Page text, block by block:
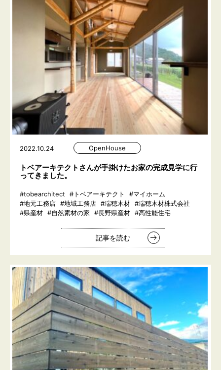
2022.10.24 OpenHouse
トベアーキテクトさんが手掛けたお家の完成見学に行
ってきました。
#tobearchitect #トベアーキテクト
#マイホーム
#地元工務店 #地域工務店 #瑞穂木材 #瑞穂木材株式会社
#県産材 #自然素材の家 #長野県産材 #高性能住宅
記事を読む